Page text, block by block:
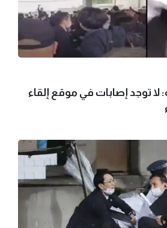
لا توجد إصابات في موقع إلقاء